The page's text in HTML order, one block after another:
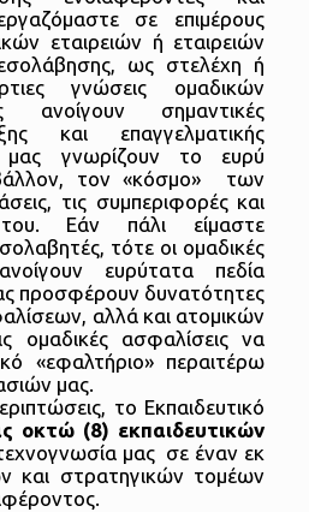
σε επιμέρους
εταιρειών ή εταιρειών
ως στελέχη ή
γνώσεις ομαδικών
ανοίγουν σημαντικές
και επαγγελματικής
γνωρίζουν το ευρύ
τον «κόσμο» των
τις συμπεριφορές και
του. Εάν πάλι είμαστε
τότε οι ομαδικές
ευρύτατα πεδία
προσφέρουν δυνατότητες
αλλά και ατομικών
ομαδικές ασφαλίσεις να
«εφαλτήριο» περαιτέρω
μας.
το Εκπαιδευτικό
οκτώ (8) εκπαιδευτικών
μας σε έναν εκ
και στρατηγικών τομέων